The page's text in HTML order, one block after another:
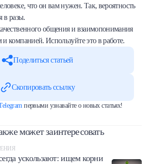
что он вам нужен. Так, вероятность
в разы.
общения и взаимопонимания
компанией. Используйте это в работе.
Поделиться статьей
Скопировать ссылку
первыми узнавайте о новых статьях!
может заинтересовать
ускользают: ищем корни